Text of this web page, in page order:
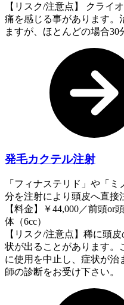
【リスク/注意点】 クライ
痛を感じる事があります。
ますが、ほとんどの場合30
発毛カクテル注射
「フィナステリド」や「
分を注射により頭皮へ直接
【料金】￥44,000／前頭or
体（6cc）
【リスク/注意点】稀に頭
状が出ることがあります。
に使用を中止し、症状が治
師の診断をお受け下さい。